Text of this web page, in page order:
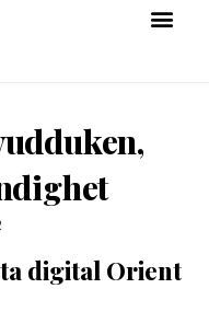
digital Orient